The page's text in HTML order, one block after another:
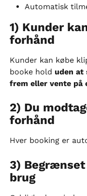
Automatisk
1) Kunder
forhånd
Kunder kan købe
booke hold uden
frem eller vente på
2) Du
forhånd
Hver booking er
3)
brug